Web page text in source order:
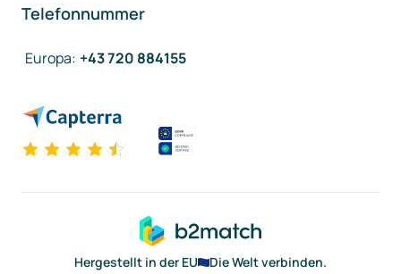
Telefonnummer
Europa: +43 720 884155
Hergestellt in der EU
Die Welt verbinden.